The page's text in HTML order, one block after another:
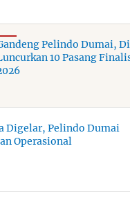
Pelindo Dumai,
10 Pasang
Digelar, Pelindo Dumai
Operasional